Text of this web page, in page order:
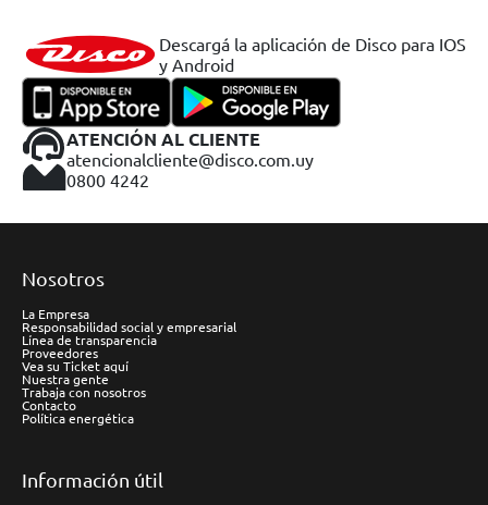
Descargá la aplicación de Disco para IOS
y Android
ATENCIÓN AL CLIENTE
atencionalcliente@disco.com.uy
0800 4242
Nosotros
La Empresa
Responsabilidad social y empresarial
Línea de transparencia
Proveedores
Vea su Ticket aquí
Nuestra gente
Trabaja con nosotros
Contacto
Política energética
Información útil